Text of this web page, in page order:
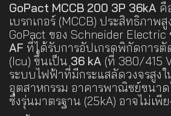
GoPact MCCB 200 3P 36kA คื
เบรกเกอร์ (MCCB) ประสิทธิภาพ
GoPact ของ Schneider Electric
AF ที่ได้รับการอัปเกรดพิกัดการตั
(Icu) ขึ้นเป็น 36 kA (ที่ 380/415
ระบบไฟฟ้าที่มีกระแสลัดวงจรสูงใ
อุตสาหกรรม อาคารพาณิชย์ขนา
ซึ่งรุ่นมาตรฐาน (25kA) อาจไม่เพี